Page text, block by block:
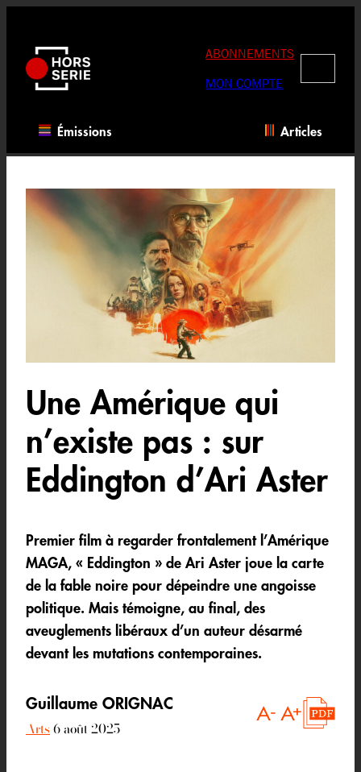
contenu
ABONNEMENTS
MON COMPTE
Émissions Articles
Une Amérique qui
n’existe pas : sur
Eddington d’Ari Aster
Premier film à regarder frontalement l’Amérique
MAGA, « Eddington » de Ari Aster joue la carte
de la fable noire pour dépeindre une angoisse
politique. Mais témoigne, au final, des
aveuglements libéraux d’un auteur désarmé
devant les mutations contemporaines.
Guillaume ORIGNAC
Arts 6 août 2025